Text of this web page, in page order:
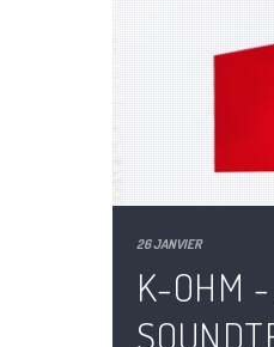
26 JANVIER
K-OHM